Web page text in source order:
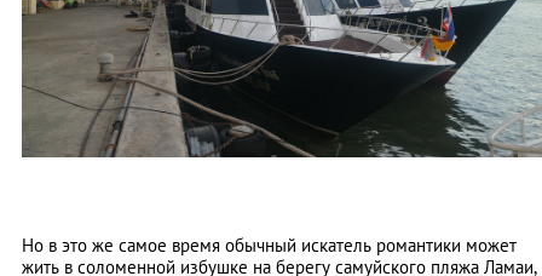
Но в это же самое время обычный искатель романтики может
жить в соломенной избушке на берегу самуйского пляжа Ламаи,